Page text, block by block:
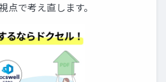
点で考え直します。